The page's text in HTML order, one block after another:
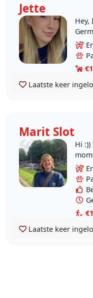
Jette
Hey, I
last
nice
have
Laatste keer
Marit Slot
Hi
de
mijn
Laatste keer